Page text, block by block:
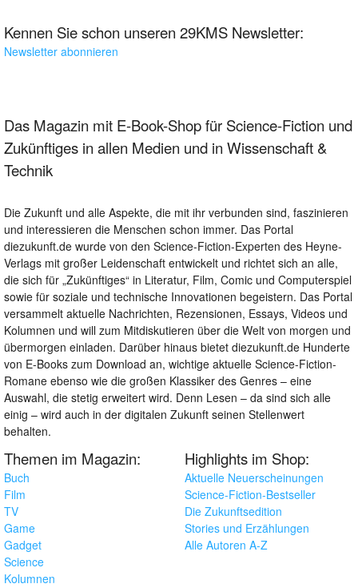
Kennen Sie schon unseren 29KMS Newsletter:
Newsletter abonnieren
Das Magazin mit E-Book-Shop für Science-Fiction und
Zukünftiges in allen Medien und in Wissenschaft &
Technik
Die Zukunft und alle Aspekte, die mit ihr verbunden sind, faszinieren
und interessieren die Menschen schon immer. Das Portal
diezukunft.de wurde von den Science-Fiction-Experten des Heyne-
Verlags mit großer Leidenschaft entwickelt und richtet sich an alle,
die sich für „Zukünftiges“ in Literatur, Film, Comic und Computerspiel
sowie für soziale und technische Innovationen begeistern. Das Portal
versammelt aktuelle Nachrichten, Rezensionen, Essays, Videos und
Kolumnen und will zum Mitdiskutieren über die Welt von morgen und
übermorgen einladen. Darüber hinaus bietet diezukunft.de Hunderte
von E-Books zum Download an, wichtige aktuelle Science-Fiction-
Romane ebenso wie die großen Klassiker des Genres – eine
Auswahl, die stetig erweitert wird. Denn Lesen – da sind sich alle
einig – wird auch in der digitalen Zukunft seinen Stellenwert
behalten.
Themen im Magazin:
Buch
Film
TV
Game
Gadget
Science
Kolumnen
Highlights im Shop:
Aktuelle Neuerscheinungen
Science-Fiction-Bestseller
Die Zukunftsedition
Stories und Erzählungen
Alle Autoren A-Z